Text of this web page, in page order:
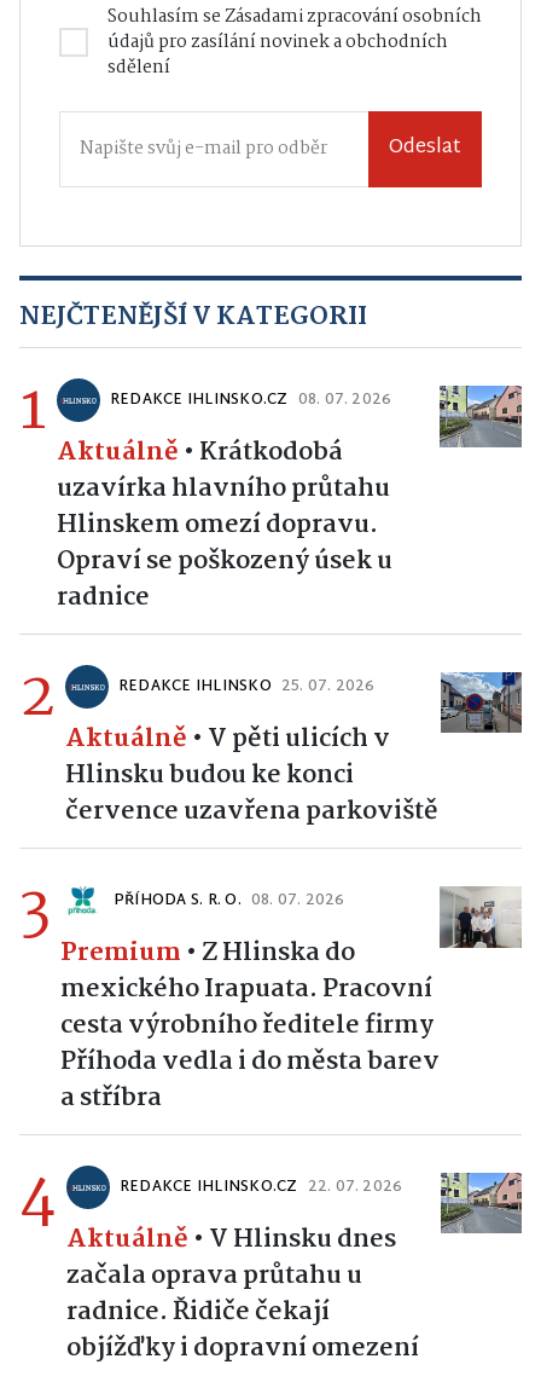
Souhlasím seZásadami zpracování osobních
údajůpro zasílání novinek a obchodních
sdělení
Odeslat
NEJČTENĚJŠÍ V KATEGORII
1 REDAKCE IHLINSKO.CZ 08. 07. 2026
Aktuálně • Krátkodobá
uzavírka hlavního průtahu
Hlinskem omezí dopravu.
Opraví se poškozený úsek u
radnice
2 REDAKCE IHLINSKO 25. 07. 2026
Aktuálně • V pěti ulicích v
Hlinsku budou ke konci
července uzavřena parkoviště
3 PŘÍHODA S. R. O. 08. 07. 2026
Premium • Z Hlinska do
mexického Irapuata. Pracovní
cesta výrobního ředitele firmy
Příhoda vedla i do města barev
a stříbra
4 REDAKCE IHLINSKO.CZ 22. 07. 2026
Aktuálně • V Hlinsku dnes
začala oprava průtahu u
radnice. Řidiče čekají
objížďky i dopravní omezení